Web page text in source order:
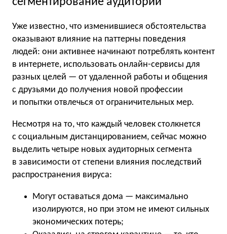
Уже известно, что изменившиеся обстоятельства
оказывают влияние на паттерны поведения
людей: они активнее начинают потреблять контент
в интернете, использовать онлайн-сервисы для
разных целей — от удаленной работы и общения
с друзьями до получения новой профессии
и попытки отвлечься от ограничительных мер.
Несмотря на то, что каждый человек столкнется
с социальным дистанцированием, сейчас можно
выделить четыре новых аудиторных сегмента
в зависимости от степени влияния последствий
распространения вируса:
Могут оставаться дома — максимально
изолируются, но при этом не имеют сильных
экономических потерь;